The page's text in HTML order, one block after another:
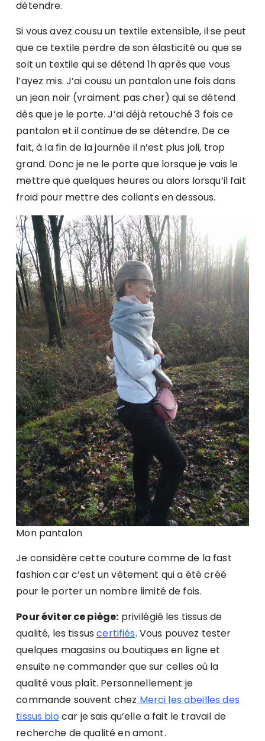
détendre.
Si vous avez cousu un textile extensible, il se peut
que ce textile perdre de son élasticité ou que se
soit un textile qui se détend 1h après que vous
l’ayez mis. J’ai cousu un pantalon une fois dans
un jean noir (vraiment pas cher) qui se détend
dès que je le porte. J’ai déjà retouché 3 fois ce
pantalon et il continue de se détendre. De ce
fait, à la fin de la journée il n’est plus joli, trop
grand. Donc je ne le porte que lorsque je vais le
mettre que quelques heures ou alors lorsqu’il fait
froid pour mettre des collants en dessous.
Mon pantalon
Je considère cette couture comme de la fast
fashion car c’est un vêtement qui a été créé
pour le porter un nombre limité de fois.
Pour éviter ce piège: privilégié les tissus de
qualité, les tissuscertifiés. Vous pouvez tester
quelques magasins ou boutiques en ligne et
ensuite ne commander que sur celles où la
qualité vous plaît. Personnellement je
commande souvent chez Merci les abeilles des
tissus biocar je sais qu’elle a fait le travail de
recherche de qualité en amont.